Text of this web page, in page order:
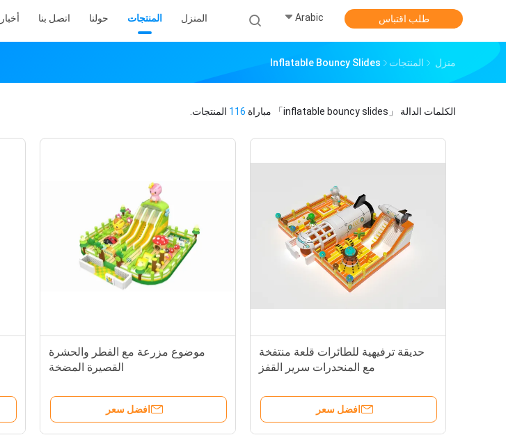
المنزل المنتجات حولنا اتصل بنا أخبار Arabic طلب اقتباس
منزل المنتجات Inflatable Bouncy Slides
الكلمات الدالة 「inflatable bouncy slides」 مباراة 116 المنتجات.
موضوع مزرعة مع الفطر والحشرة
القصيرة المضخة
افضل سعر
حديقة ترفيهية للطائرات قلعة منتفخة
مع المنحدرات سرير القفز
افضل سعر